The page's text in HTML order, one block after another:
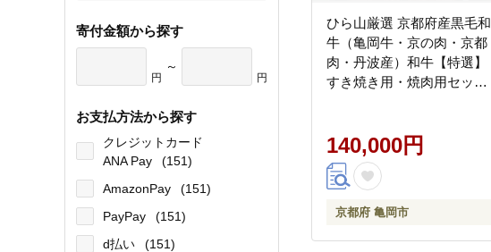
寄付金額から探す
円
～
円
お支払方法から探す
クレジットカード
ANA Pay
(151)
AmazonPay
(151)
PayPay
(151)
d払い
(151)
ひら山厳選 京都府産黒毛和
牛（亀岡牛・京の肉・京都
肉・丹波産）和牛【特選】
すき焼き用・焼肉用セット
140,000円
京都府 亀岡市